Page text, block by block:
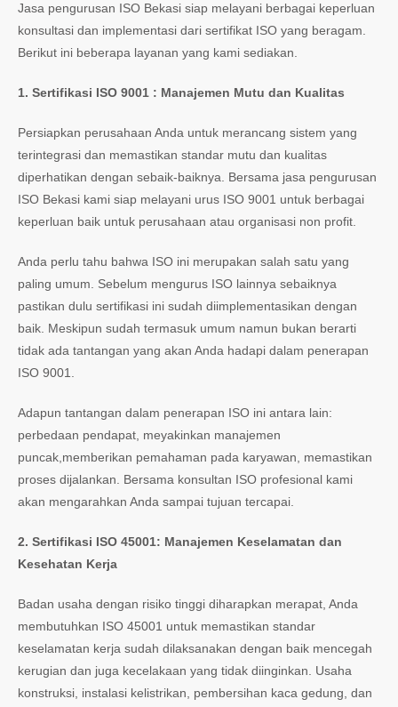
Jasa pengurusan ISO Bekasi siap melayani berbagai keperluan
konsultasi dan implementasi dari sertifikat ISO yang beragam.
Berikut ini beberapa layanan yang kami sediakan.
1. Sertifikasi ISO 9001 : Manajemen Mutu dan Kualitas
Persiapkan perusahaan Anda untuk merancang sistem yang
terintegrasi dan memastikan standar mutu dan kualitas
diperhatikan dengan sebaik-baiknya. Bersama jasa pengurusan
ISO Bekasi kami siap melayani urus ISO 9001 untuk berbagai
keperluan baik untuk perusahaan atau organisasi non profit.
Anda perlu tahu bahwa ISO ini merupakan salah satu yang
paling umum. Sebelum mengurus ISO lainnya sebaiknya
pastikan dulu sertifikasi ini sudah diimplementasikan dengan
baik. Meskipun sudah termasuk umum namun bukan berarti
tidak ada tantangan yang akan Anda hadapi dalam penerapan
ISO 9001.
Adapun tantangan dalam penerapan ISO ini antara lain:
perbedaan pendapat, meyakinkan manajemen
puncak,memberikan pemahaman pada karyawan, memastikan
proses dijalankan. Bersama konsultan ISO profesional kami
akan mengarahkan Anda sampai tujuan tercapai.
2. Sertifikasi ISO 45001: Manajemen Keselamatan dan
Kesehatan Kerja
Badan usaha dengan risiko tinggi diharapkan merapat, Anda
membutuhkan ISO 45001 untuk memastikan standar
keselamatan kerja sudah dilaksanakan dengan baik mencegah
kerugian dan juga kecelakaan yang tidak diinginkan. Usaha
konstruksi, instalasi kelistrikan, pembersihan kaca gedung, dan